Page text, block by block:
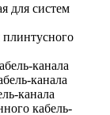
для систем
плинтусного
канала
канала
канала
кабель-